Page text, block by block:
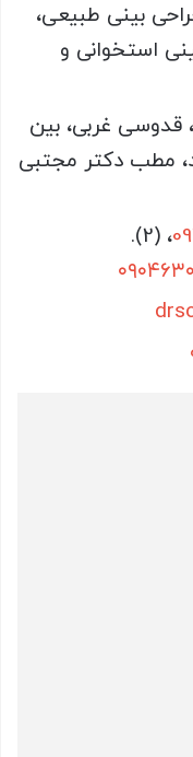
بینی طبیعی،
استخوانی و
قدوسی غربی، بین
میلاد، مطب دکتر مجتبی
، (2).